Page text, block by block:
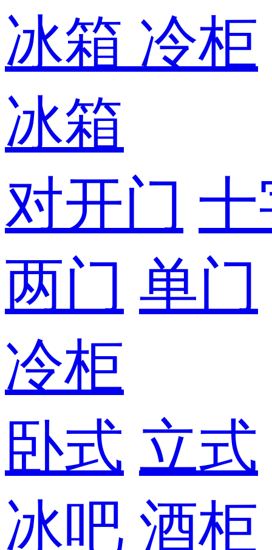
冰箱 冷柜
冰箱
对开门
两门 单门
冷柜
卧式 立式
冰吧 酒柜